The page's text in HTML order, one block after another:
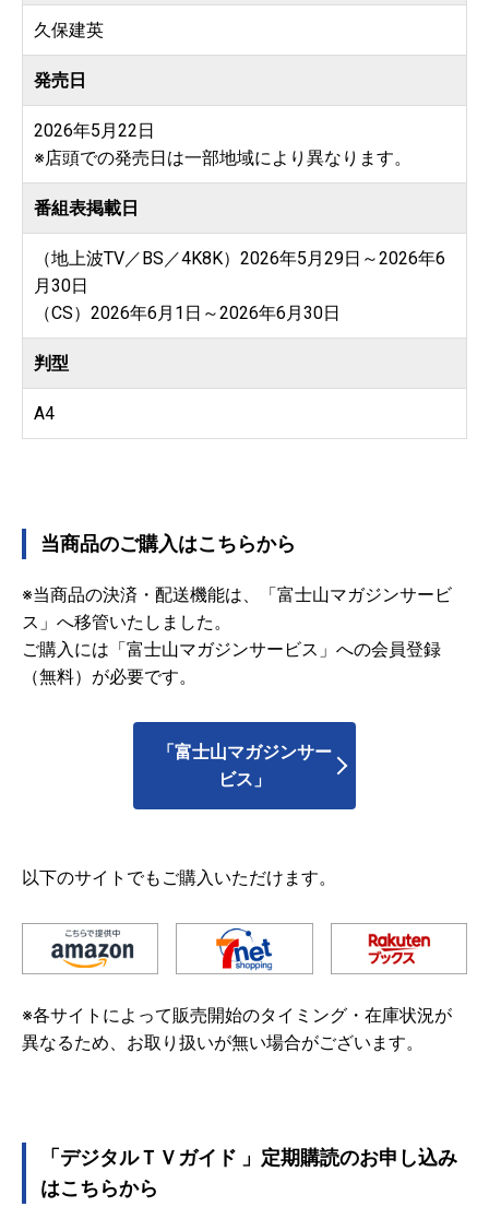
久保建英
発売日
2026年5月22日
※店頭での発売日は一部地域により異なります。
番組表掲載日
（地上波TV／BS／4K8K）2026年5月29日～2026年6
月30日
（CS）2026年6月1日～2026年6月30日
判型
A4
当商品のご購入はこちらから
※当商品の決済・配送機能は、「富士山マガジンサービ
ス」へ移管いたしました。
ご購入には「富士山マガジンサービス」への会員登録
（無料）が必要です。
「富士山マガジンサー
ビス」
以下のサイトでもご購入いただけます。
※各サイトによって販売開始のタイミング・在庫状況が
異なるため、お取り扱いが無い場合がございます。
「デジタルＴＶガイド 」定期購読のお申し込み
はこちらから